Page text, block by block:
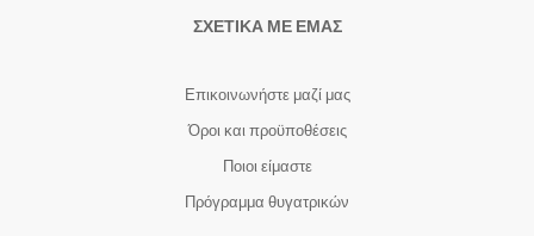
ΣΧΕΤΙΚΑ ΜΕ ΕΜΑΣ
Επικοινωνήστε μαζί μας
Όροι και προϋποθέσεις
Ποιοι είμαστε
Πρόγραμμα θυγατρικών